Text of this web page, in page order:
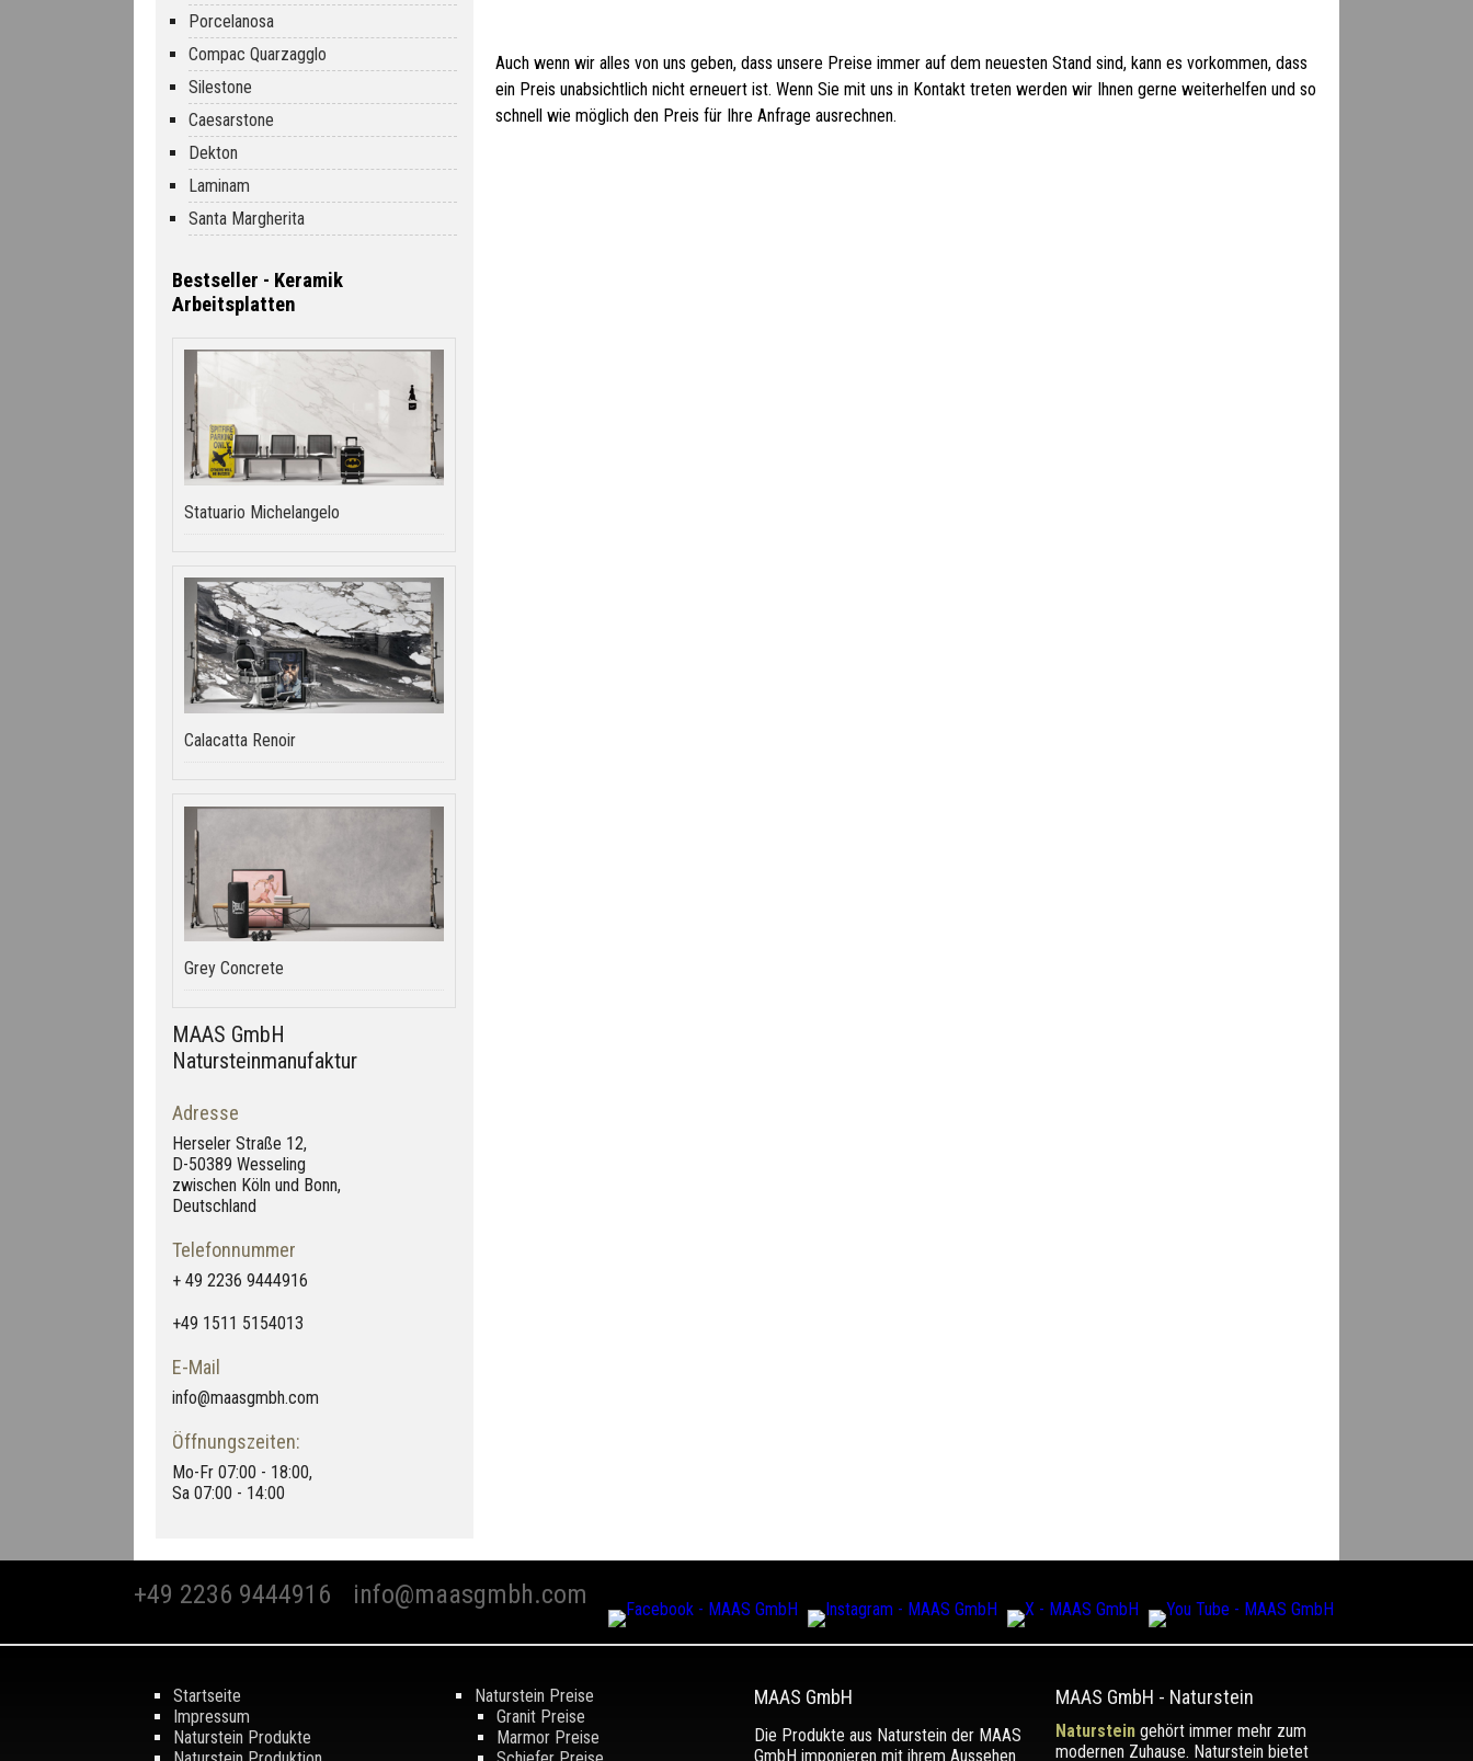
Auch wenn wir alles von uns geben, dass unsere Preise immer auf dem neuesten Stand sind, kann es vorkommen, dass
ein Preis unabsichtlich nicht erneuert ist. Wenn Sie mit uns in Kontakt treten werden wir Ihnen gerne weiterhelfen und so
schnell wie möglich den Preis für Ihre Anfrage ausrechnen.
Porcelanosa
Compac Quarzagglo
Silestone
Caesarstone
Dekton
Laminam
Santa Margherita
Bestseller - Keramik
Arbeitsplatten
Statuario Michelangelo
Calacatta Renoir
Grey Concrete
MAAS GmbH
Natursteinmanufaktur
Adresse
Herseler Straße 12,
D-50389 Wesseling
zwischen Köln und Bonn,
Deutschland
Telefonnummer
+ 49 2236 9444916
+49 1511 5154013
E-Mail
info@maasgmbh.com
Öffnungszeiten:
Mo-Fr 07:00 - 18:00,
Sa 07:00 - 14:00
+49 2236 9444916 info@maasgmbh.com
Startseite
Impressum
Naturstein Produkte
Naturstein Preise
Granit Preise
Marmor Preise
MAAS GmbH
Die Produkte aus Naturstein der MAAS
GmbH imponieren mit ihrem Aussehen
MAAS GmbH - Naturstein
Natursteingehört immer mehr zum
modernen Zuhause. Naturstein bietet